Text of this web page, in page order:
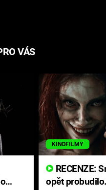
VÁS
KINOFILMY
opět